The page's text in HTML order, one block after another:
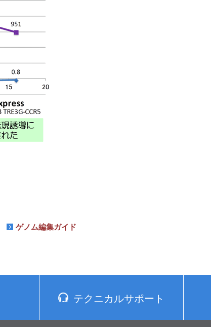
ゲノム編集ガイド
テクニカルサポート